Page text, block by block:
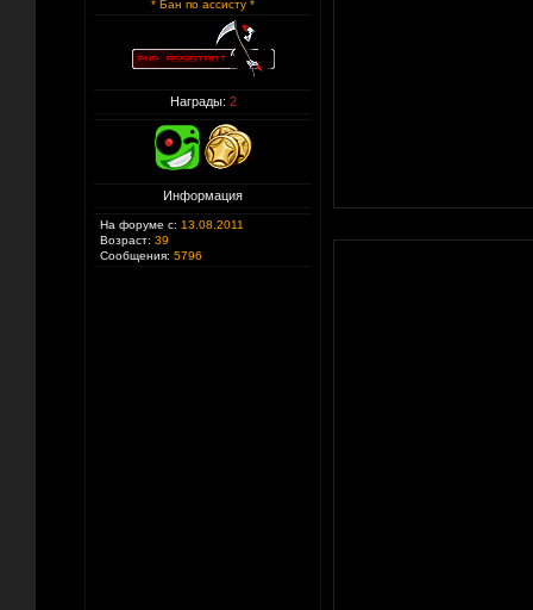
* Бан по ассисту *
Награды: 2
Информация
На форуме с: 13.08.2011
Возраст: 39
Сообщения: 5796